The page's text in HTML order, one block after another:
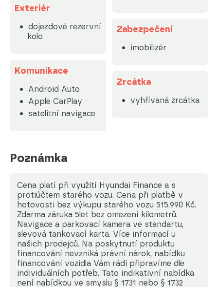
Exteriér
dojezdové rezervní
kolo
Komunikace
Android Auto
Apple CarPlay
satelitní navigace
Zabezpečení
imobilizér
Zrcátka
vyhřívaná zrcátka
Poznámka
Cena platí při využití Hyundai Finance a s
protiúčtem starého vozu. Cena při platbě v
hotovosti bez výkupu starého vozu 515.990 Kč.
Zdarma záruka 5let bez omezení kilometrů.
Navigace a parkovací kamera ve standartu,
slevová tankovací karta. Více informací u
našich prodejců. Na poskytnutí produktu
financování nevzniká právní nárok, nabídku
financování vozidla Vám rádi připravíme dle
individuálních potřeb. Tato indikativní nabídka
není nabídkou ve smyslu § 1731 nebo § 1732